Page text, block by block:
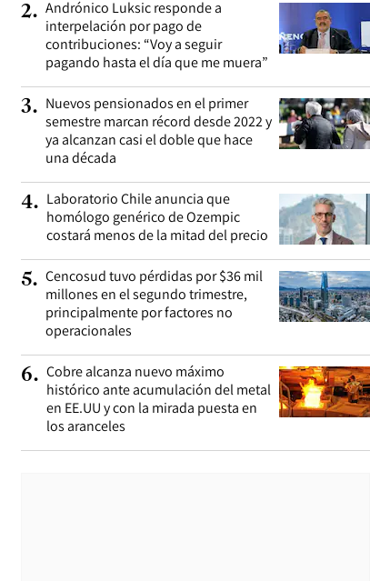
2. Andrónico Luksic responde a
interpelación por pago de
contribuciones: “Voy a seguir
pagando hasta el día que me muera”
3. Nuevos pensionados en el primer
semestre marcan récord desde 2022 y
ya alcanzan casi el doble que hace
una década
4. Laboratorio Chile anuncia que
homólogo genérico de Ozempic
costará menos de la mitad del precio
5. Cencosud tuvo pérdidas por $36 mil
millones en el segundo trimestre,
principalmente por factores no
operacionales
6. Cobre alcanza nuevo máximo
histórico ante acumulación del metal
en EE.UU y con la mirada puesta en
los aranceles